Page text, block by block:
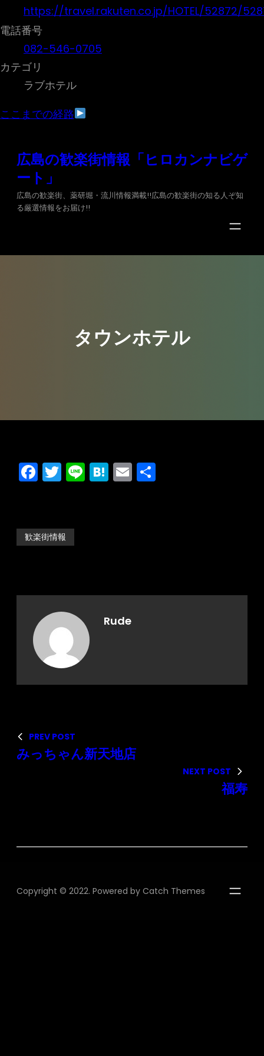
https://travel.rakuten.co.jp/HOTEL/52872/
電話番号
082-546-0705
カテゴリ
ラブホテル
ここまでの経路
プ
広島の歓楽街情報「ヒロカンナビゲ
ート」
広島の歓楽街、薬研堀・流川情報満載!!広島の歓楽街の知る人ぞ知
る厳選情報をお届け!!
タウンホテル
Facebook
Twitter
LineHatena
Email
歓楽街情報
Rude
PREV POST
みっちゃん新天地店
NEXT POST
福寿
Copyright © 2022. Powered by Catch Themes